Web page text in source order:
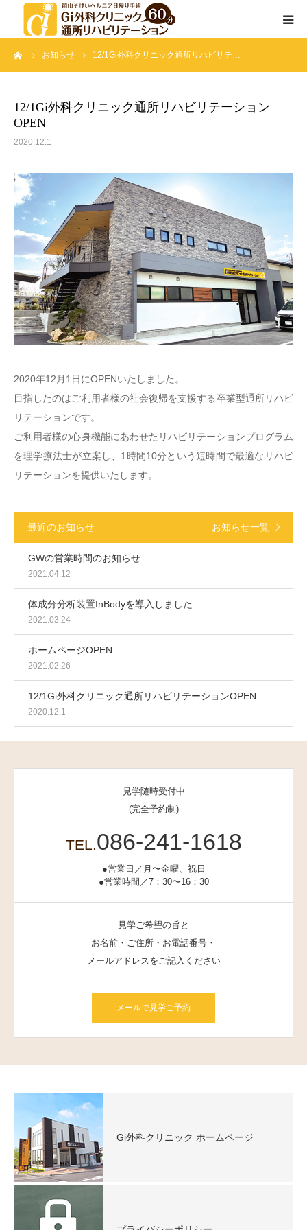
お知らせ 12/1Gi外科クリニック通所リハビリテ…
12/1Gi外科クリニック通所リハビリテーション
OPEN
2020.12.1
2020年12月1日にOPENいたしました。
目指したのはご利用者様の社会復帰を支援する卒業型通所リハビ
リテーションです。
ご利用者様の心身機能にあわせたリハビリテーションプログラム
を理学療法士が立案し、1時間10分という短時間で最適なリハビ
リテーションを提供いたします。
最近のお知らせ お知らせ一覧
GWの営業時間のお知らせ
2021.04.12
体成分分析装置InBodyを導入しました
2021.03.24
ホームページOPEN
2021.02.26
12/1Gi外科クリニック通所リハビリテーションOPEN
2020.12.1
見学随時受付中
(完全予約制)
TEL.086-241-1618
●営業日／月〜金曜、祝日
●営業時間／7：30〜16：30
見学ご希望の旨と
お名前・ご住所・お電話番号・
メールアドレスをご記入ください
メールで見学ご予約
Gi外科クリニック ホームページ
通所リハビリテーションとは
院長挨拶
スタッフ紹介